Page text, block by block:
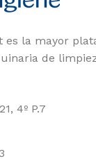
es la mayor
de
4º P.7